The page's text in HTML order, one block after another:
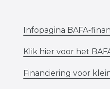
Infopagina BAFA-
Klik hier voor het
Financiering voor